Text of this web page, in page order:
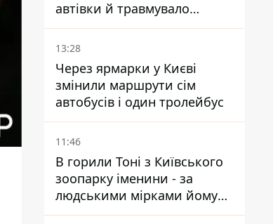
автівки й травмувало
людину - подробиці
13:28
Через ярмарки у Києві
змінили маршрути сім
автобусів і один тролейбус
11:46
В горили Тоні з Київського
зоопарку іменини - за
людськими мірками йому
вже понад 90 років